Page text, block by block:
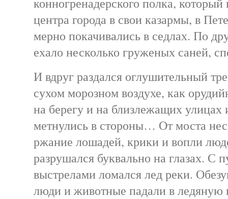
центра города в свои казармы, в
мерно покачивались в седлах. По
ехало несколько груженых саней,
И вдруг раздался оглушительный
сухом морозном воздухе, как
на берегу и на близлежащих улицах
метнулись в стороны… От моста
ржание лошадей, крики и вопли
разрушался буквально на глазах. С
выстрелами ломался лед реки.
люди и животные падали в